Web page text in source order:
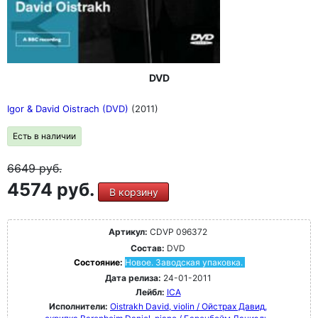
DVD
Igor & David Oistrach (DVD) (2011)
Есть в наличии
6649руб.
4574 руб. В корзину
Артикул: CDVP 096372
Состав: DVD
Состояние: Новое. Заводская упаковка.
Дата релиза: 24-01-2011
Лейбл: ICA
Исполнители: Oistrakh David, violin / Ойстрах Давид,